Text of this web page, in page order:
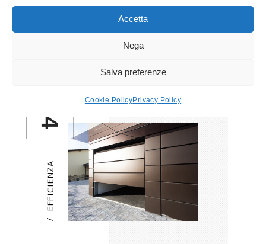
Accetta
Nega
Salva preferenze
Cookie PolicyPrivacy Policy
Le facciate di Bronzite si distinguono per
gioco di colori e ombre che conferisce una
/
EFFICIENZA